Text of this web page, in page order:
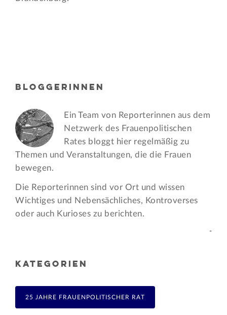
BLOGGERINNEN
Ein Team von Reporterinnen aus dem
Netzwerk des Frauen­politischen
Rates bloggt hier regelmäßig zu
Themen und Veran­staltungen, die die Frauen
bewegen.
Die Reporterinnen sind vor Ort und wissen
Wichtiges und Nebensächliches, Kontroverses
oder auch Kurioses zu berichten.
-
KATEGORIEN
25 JAHRE FRAUENPOLITISCHER RAT